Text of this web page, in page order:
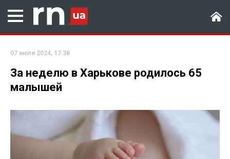
07 июля 2024, 17:38
За неделю в Харькове родилось 65
малышей